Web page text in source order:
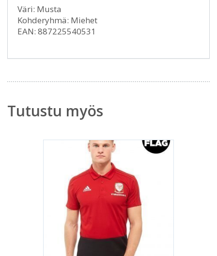
Väri: Musta
Kohderyhmä: Miehet
EAN: 887225540531
Tutustu myös